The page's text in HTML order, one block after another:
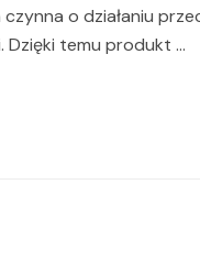
o działaniu
Dzięki temu produkt …